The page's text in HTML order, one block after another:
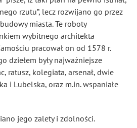
rzutu”, lecz rozwijano go przez
miasta. Te roboty
wybitnego architekta
pracował on od 1578 r.
dziełem były najważniejsze
ratusz, kolegiata, arsenał, dwie
i Lubelska, oraz m.in. wspaniałe
jego zalety i zdolności.